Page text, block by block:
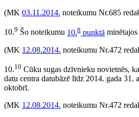
(MK 03.11.2014. noteikumu Nr.685
10.9 Šo noteikumu 10.8 punktā
(MK 12.08.2014. noteikumu Nr.472
10.10 Cūku sugas dzīvnieku novietnēs,
datu centra datubāzē līdz 2014. gada 31.
oktobrī.
(MK 12.08.2014. noteikumu Nr.472